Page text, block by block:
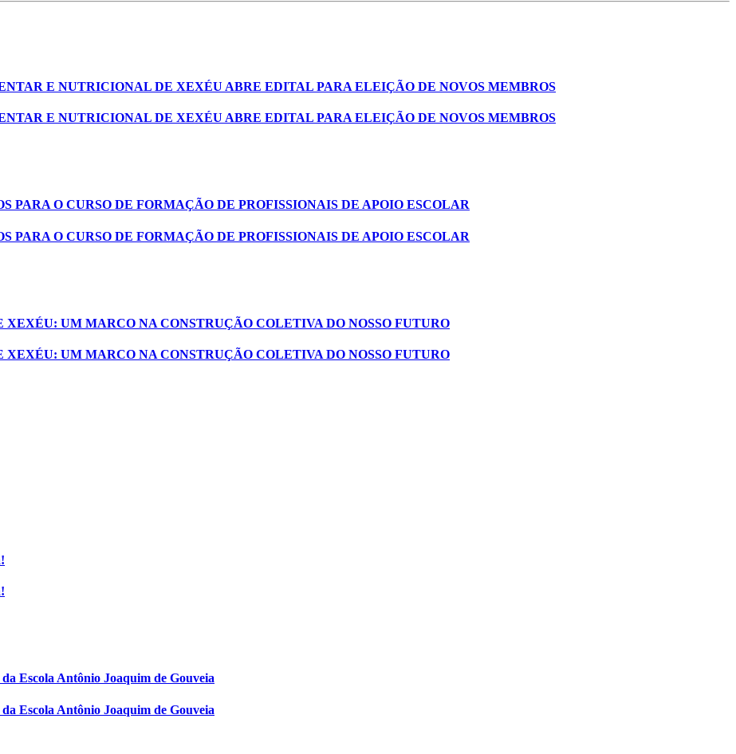
E NUTRICIONAL DE XEXÉU ABRE EDITAL PARA ELEIÇÃO DE NOVOS MEMBROS
E NUTRICIONAL DE XEXÉU ABRE EDITAL PARA ELEIÇÃO DE NOVOS MEMBROS
PARA O CURSO DE FORMAÇÃO DE PROFISSIONAIS DE APOIO ESCOLAR
PARA O CURSO DE FORMAÇÃO DE PROFISSIONAIS DE APOIO ESCOLAR
UM MARCO NA CONSTRUÇÃO COLETIVA DO NOSSO FUTURO
UM MARCO NA CONSTRUÇÃO COLETIVA DO NOSSO FUTURO
Escola Antônio Joaquim de Gouveia
Escola Antônio Joaquim de Gouveia